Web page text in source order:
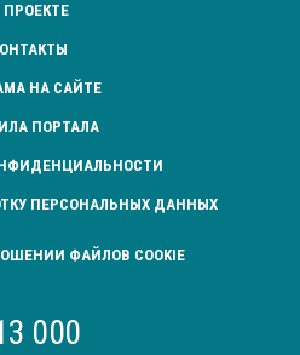
ПРОЕКТЕ
НА САЙТЕ
ПОРТАЛА
ПЕРСОНАЛЬНЫХ ДАННЫХ
ФАЙЛОВ COOKIE
000